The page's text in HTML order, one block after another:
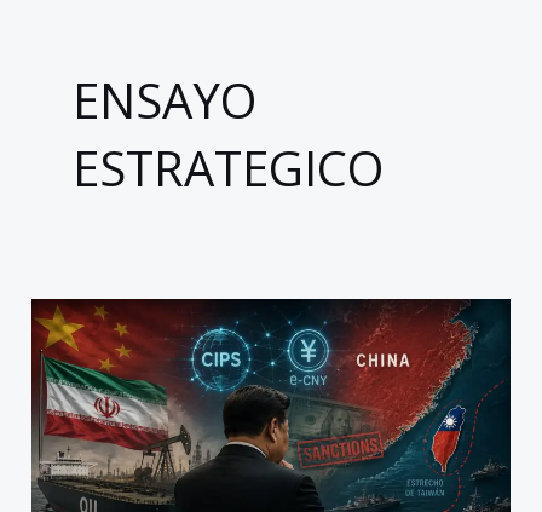
ENSAYO
ESTRATEGICO
China
convierte
la
guerra
en
Irán